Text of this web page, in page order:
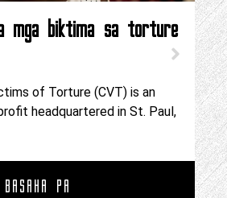
mga biktima sa torture
of Torture (CVT) is an
headquartered in St. Paul,
BASAHA PA